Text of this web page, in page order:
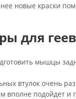
новые краски
для геев
мышцы
втулок очень
подойдет и